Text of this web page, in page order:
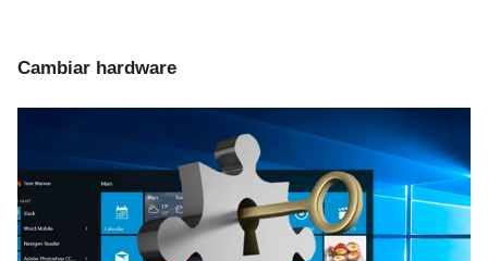
Cambiar hardware